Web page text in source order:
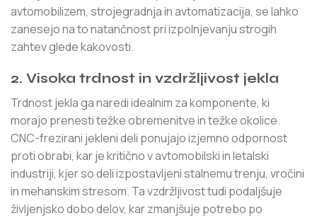
avtomobilizem, strojegradnja in avtomatizacija, se lahko
zanesejo na to natančnost pri izpolnjevanju strogih
zahtev glede kakovosti.
2. Visoka trdnost in vzdržljivost jekla
Trdnost jekla ga naredi idealnim za komponente, ki
morajo prenesti težke obremenitve in težke okolice.
CNC-frezirani jekleni deli ponujajo izjemno odpornost
proti obrabi, kar je kritično v avtomobilski in letalski
industriji, kjer so deli izpostavljeni stalnemu trenju, vročini
in mehanskim stresom. Ta vzdržljivost tudi podaljšuje
življenjsko dobo delov, kar zmanjšuje potrebo po